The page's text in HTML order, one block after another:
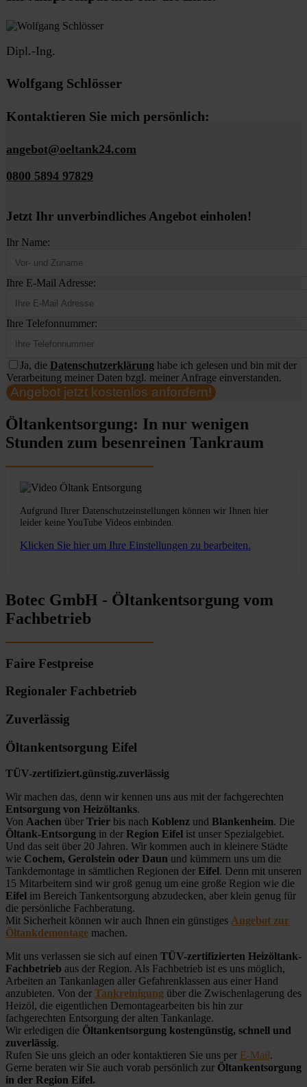
Dipl.-Ing.
Wolfgang Schlösser
Kontaktieren Sie mich persönlich:
angebot@oeltank24.com
0800 5894 97829
Jetzt Ihr unverbindliches Angebot einholen!
Ihr Name:
Ihre E-Mail Adresse:
Ihre Telefonnummer:
Ja, die Datenschutzerklärung habe ich gelesen und bin mit der
Verarbeitung meiner Daten bzgl. meiner Anfrage einverstanden.
Angebot jetzt kostenlos anfordern!
Öltankentsorgung: In nur wenigen
Stunden zum besenreinen Tankraum
Aufgrund Ihrer Datenschutzeinstellungen können wir Ihnen hier
leider keine YouTube Videos einbinden.
Klicken Sie hier um Ihre Einstellungen zu bearbeiten.
Botec GmbH - Öltankentsorgung vom
Fachbetrieb
Faire Festpreise
Regionaler Fachbetrieb
Zuverlässig
Öltankentsorgung Eifel
TÜV-zertifiziert.günstig.zuverlässig
Wir machen das, denn wir kennen uns aus mit der fachgerechten
Entsorgung von Heizöltanks.
Von Aachen über Trier bis nach Koblenz und Blankenheim. Die
Öltank-Entsorgung in der Region Eifel ist unser Spezialgebiet.
Und das seit über 20 Jahren. Wir kommen auch in kleinere Städte
wie Cochem, Gerolstein oder Daun und kümmern uns um die
Tankdemontage in sämtlichen Regionen der Eifel. Denn mit unseren
15 Mitarbeitern sind wir groß genug um eine große Region wie die
Eifel im Bereich Tankentsorgung abzudecken, aber klein genug für
die persönliche Fachberatung.
Mit Sicherheit können wir auch Ihnen ein günstiges Angebot zur
Öltankdemontage machen.
Mit uns verlassen sie sich auf einen TÜV-zertifizierten Heizöltank-
Fachbetrieb aus der Region. Als Fachbetrieb ist es uns möglich,
Arbeiten an Tankanlagen aller Gefahrenklassen aus einer Hand
anzubieten. Von der Tankreinigung über die Zwischenlagerung des
Heizöl, die eigentlichen Demontagearbeiten bis hin zur
fachgerechten Entsorgung der alten Tankanlage.
Wir erledigen die Öltankentsorgung kostengünstig, schnell und
zuverlässig.
Rufen Sie uns gleich an oder kontaktieren Sie uns per E-Mail.
Gerne beraten wir Sie auch vorab persönlich zur Öltankentsorgung
in der Region Eifel.